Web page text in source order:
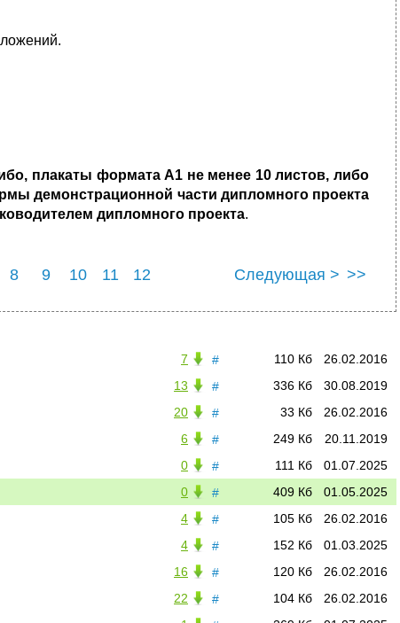
плакаты формата А1 не менее 10 листов, либо
демонстрационной части дипломно­го проекта
дипломного проекта.
8 9 10 11 12 Следующая > >>
# 26.02.2016
110 Кб
7
#
30.08.2019
336 Кб
13
#
26.02.2016
33 Кб
20
#
20.11.2019
249 Кб
6
#
01.07.2025
111 Кб
0
#
01.05.2025
409 Кб
0
#
26.02.2016
105 Кб
4
#
01.03.2025
152 Кб
4
#
26.02.2016
120 Кб
16
#
26.02.2016
104 Кб
22